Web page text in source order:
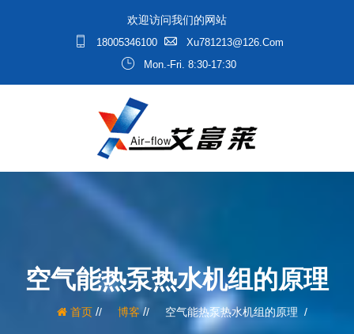
欢迎访问我们的网站
18005346100
Xu781213@126.com
Mon.-Fri. 8:30-17:30
空气能热泵热水机组的原理
首页/ 博客/ 空气能热泵热水机组的原理